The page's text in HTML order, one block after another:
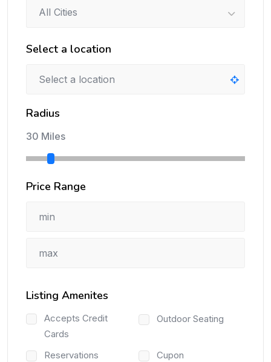
All Cities
Select a location
Radius
30 Miles
Price Range
Listing Amenites
Accepts Credit
Cards
Outdoor Seating
Reservations
Cupon